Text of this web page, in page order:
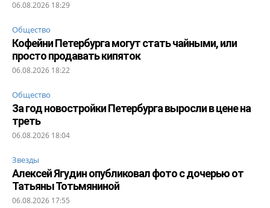
06.08.2026 18:29
Общество
Кофейни Петербурга могут стать чайными, или
просто продавать кипяток
06.08.2026 18:22
Общество
За год новостройки Петербурга выросли в цене на
треть
06.08.2026 18:04
Звезды
Алексей Ягудин опубликовал фото с дочерью от
Татьяны Тотьмяниной
06.08.2026 17:55